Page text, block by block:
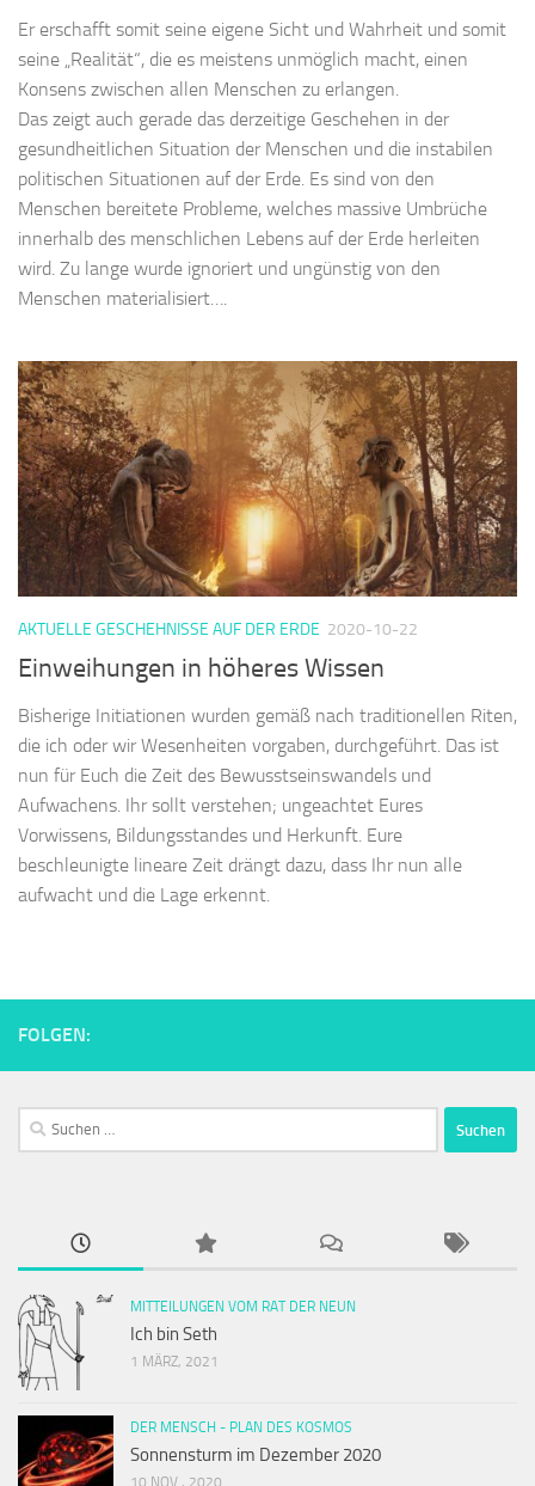
Er erschafft somit seine eigene Sicht und Wahrheit und somit
seine „Realität“, die es meistens unmöglich macht, einen
Konsens zwischen allen Menschen zu erlangen.
Das zeigt auch gerade das derzeitige Geschehen in der
gesundheitlichen Situation der Menschen und die instabilen
politischen Situationen auf der Erde. Es sind von den
Menschen bereitete Probleme, welches massive Umbrüche
innerhalb des menschlichen Lebens auf der Erde herleiten
wird. Zu lange wurde ignoriert und ungünstig von den
Menschen materialisiert….
AKTUELLE GESCHEHNISSE AUF DER ERDE 2020-10-22
Einweihungen in höheres Wissen
Bisherige Initiationen wurden gemäß nach traditionellen Riten,
die ich oder wir Wesenheiten vorgaben, durchgeführt. Das ist
nun für Euch die Zeit des Bewusstseinswandels und
Aufwachens. Ihr sollt verstehen; ungeachtet Eures
Vorwissens, Bildungsstandes und Herkunft. Eure
beschleunigte lineare Zeit drängt dazu, dass Ihr nun alle
aufwacht und die Lage erkennt.
FOLGEN:
Suchen
nach:
MITTEILUNGEN VOM RAT DER NEUN
Ich bin Seth
1 MÄRZ, 2021
DER MENSCH - PLAN DES KOSMOS
Sonnensturm im Dezember 2020
10 NOV., 2020